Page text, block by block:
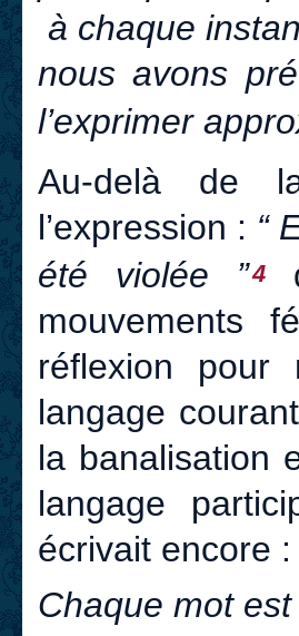
à chaque
nous avons
l’exprimer
Au-delà de
l’expression : “
été violée ”4
mouvements
réflexion pour
langage
la banalisation
langage
écrivait encore :
Chaque mot